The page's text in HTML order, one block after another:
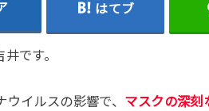
はてブ
です。
イルスの影響で、 マスクの深刻